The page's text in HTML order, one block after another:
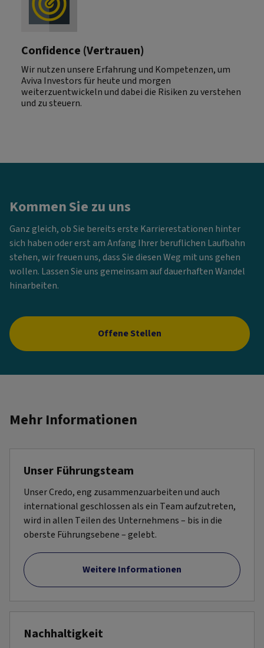
Confidence (Vertrauen)
Wir nutzen unsere Erfahrung und Kompetenzen, um
Aviva Investors für heute und morgen
weiterzuentwickeln und dabei die Risiken zu verstehen
und zu steuern.
Kommen Sie zu uns
Ganz gleich, ob Sie bereits erste Karrierestationen hinter
sich haben oder erst am Anfang Ihrer beruflichen Laufbahn
stehen, wir freuen uns, dass Sie diesen Weg mit uns gehen
wollen. Lassen Sie uns gemeinsam auf dauerhaften Wandel
hinarbeiten.
Offene Stellen
Mehr Informationen
Unser Führungsteam
Unser Credo, eng zusammenzuarbeiten und auch
international geschlossen als ein Team aufzutreten,
wird in allen Teilen des Unternehmens – bis in die
oberste Führungsebene – gelebt.
Weitere Informationen
Nachhaltigkeit